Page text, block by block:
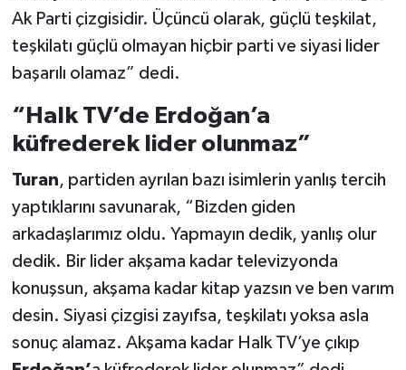
Ak Parti çizgisidir. Üçüncü olarak, güçlü teşkilat,
teşkilatı güçlü olmayan hiçbir parti ve siyasi lider
başarılı olamaz” dedi.
“Halk TV’de Erdoğan’a
küfrederek lider olunmaz”
Turan, partiden ayrılan bazı isimlerin yanlış tercih
yaptıklarını savunarak, “Bizden giden
arkadaşlarımız oldu. Yapmayın dedik, yanlış olur
dedik. Bir lider akşama kadar televizyonda
konuşsun, akşama kadar kitap yazsın ve ben varım
desin. Siyasi çizgisi zayıfsa, teşkilatı yoksa asla
sonuç alamaz. Akşama kadar Halk TV’ye çıkıp